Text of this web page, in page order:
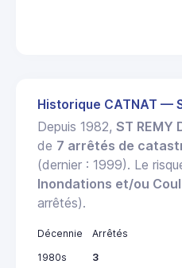
Historique CATNAT —
Depuis 1982, ST REMY
de 7 arrêtés de
(dernier : 1999). Le
Inondations et/ou
arrêtés).
Décennie
Arrêtés
1980s
3